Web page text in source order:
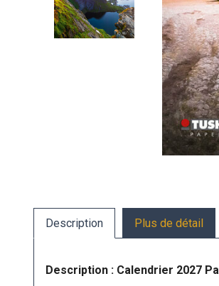
Description Plus de détail
Description : Calendrier 2027